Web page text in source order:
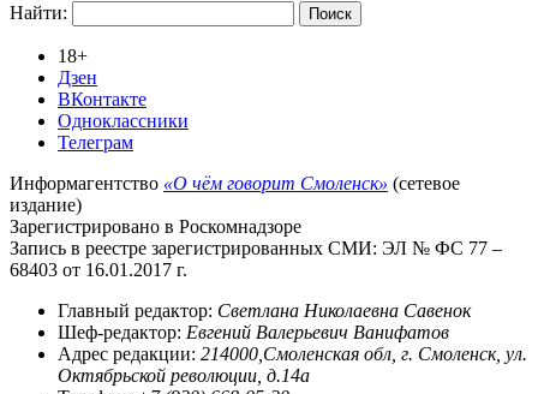
Найти:
18+
Дзен
ВКонтакте
Одноклассники
Телеграм
Информагентство «О чём говорит Смоленск» (сетевое
издание)
Зарегистрировано в Роскомнадзоре
Запись в реестре зарегистрированных СМИ: ЭЛ № ФС 77 –
68403 от 16.01.2017 г.
Главный редактор: Светлана Николаевна Савенок
Шеф-редактор: Евгений Валерьевич Ванифатов
Адрес редакции: 214000,Смоленская обл, г. Смоленск, ул.
Октябрьской революции, д.14а